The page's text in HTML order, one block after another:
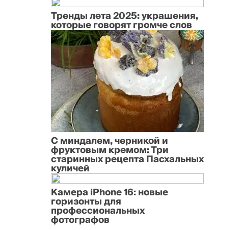
Тренды лета 2025: украшения,
которые говорят громче слов
С миндалем, черникой и
фруктовым кремом: Три
старинных рецепта Пасхальных
куличей
Камера iPhone 16: новые
горизонты для
профессиональных
фотографов